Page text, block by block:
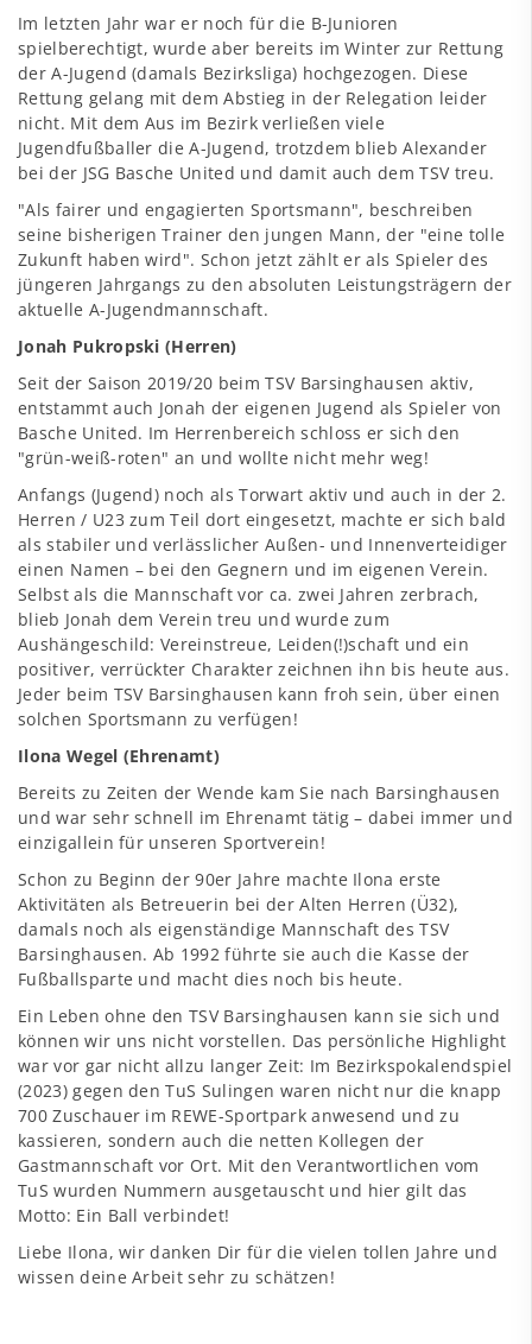
Im letzten Jahr war er noch für die B-Junioren
spielberechtigt, wurde aber bereits im Winter zur Rettung
der A-Jugend (damals Bezirksliga) hochgezogen. Diese
Rettung gelang mit dem Abstieg in der Relegation leider
nicht. Mit dem Aus im Bezirk verließen viele
Jugendfußballer die A-Jugend, trotzdem blieb Alexander
bei der JSG Basche United und damit auch dem TSV treu.
"Als fairer und engagierten Sportsmann", beschreiben
seine bisherigen Trainer den jungen Mann, der "eine tolle
Zukunft haben wird". Schon jetzt zählt er als Spieler des
jüngeren Jahrgangs zu den absoluten Leistungsträgern der
aktuelle A-Jugendmannschaft.
Jonah Pukropski (Herren)
Seit der Saison 2019/20 beim TSV Barsinghausen aktiv,
entstammt auch Jonah der eigenen Jugend als Spieler von
Basche United. Im Herrenbereich schloss er sich den
"grün-weiß-roten" an und wollte nicht mehr weg!
Anfangs (Jugend) noch als Torwart aktiv und auch in der 2.
Herren / U23 zum Teil dort eingesetzt, machte er sich bald
als stabiler und verlässlicher Außen- und Innenverteidiger
einen Namen – bei den Gegnern und im eigenen Verein.
Selbst als die Mannschaft vor ca. zwei Jahren zerbrach,
blieb Jonah dem Verein treu und wurde zum
Aushängeschild: Vereinstreue, Leiden(!)schaft und ein
positiver, verrückter Charakter zeichnen ihn bis heute aus.
Jeder beim TSV Barsinghausen kann froh sein, über einen
solchen Sportsmann zu verfügen!
Ilona Wegel (Ehrenamt)
Bereits zu Zeiten der Wende kam Sie nach Barsinghausen
und war sehr schnell im Ehrenamt tätig – dabei immer und
einzigallein für unseren Sportverein!
Schon zu Beginn der 90er Jahre machte Ilona erste
Aktivitäten als Betreuerin bei der Alten Herren (Ü32),
damals noch als eigenständige Mannschaft des TSV
Barsinghausen. Ab 1992 führte sie auch die Kasse der
Fußballsparte und macht dies noch bis heute.
Ein Leben ohne den TSV Barsinghausen kann sie sich und
können wir uns nicht vorstellen. Das persönliche Highlight
war vor gar nicht allzu langer Zeit: Im Bezirkspokalendspiel
(2023) gegen den TuS Sulingen waren nicht nur die knapp
700 Zuschauer im REWE-Sportparkanwesend und zu
kassieren, sondern auch die netten Kollegen der
Gastmannschaft vor Ort. Mit den Verantwortlichen vom
TuS wurden Nummern ausgetauscht und hier gilt das
Motto: Ein Ball verbindet!
Liebe Ilona, wir danken Dir für die vielen tollen Jahre und
wissen deine Arbeit sehr zu schätzen!